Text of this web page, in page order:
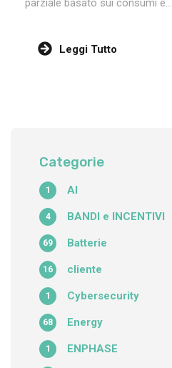
parziale basato sui consumi e...
Leggi Tutto
Categorie
AI
1
BANDI e INCENTIVI
4
Batterie
69
cliente
16
Cybersecurity
1
Energy
68
ENPHASE
1